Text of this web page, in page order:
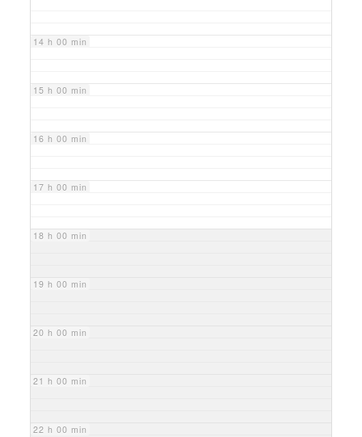
14 h 00 min
15 h 00 min
16 h 00 min
17 h 00 min
18 h 00 min
19 h 00 min
20 h 00 min
21 h 00 min
22 h 00 min